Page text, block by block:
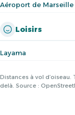
Aéroport de Marseille
Loisirs
Layama
Distances à vol
delà. Source :